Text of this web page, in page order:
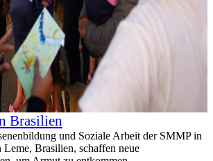
Brasilien
und Soziale Arbeit der SMMP in
Leme, Brasilien, schaffen neue